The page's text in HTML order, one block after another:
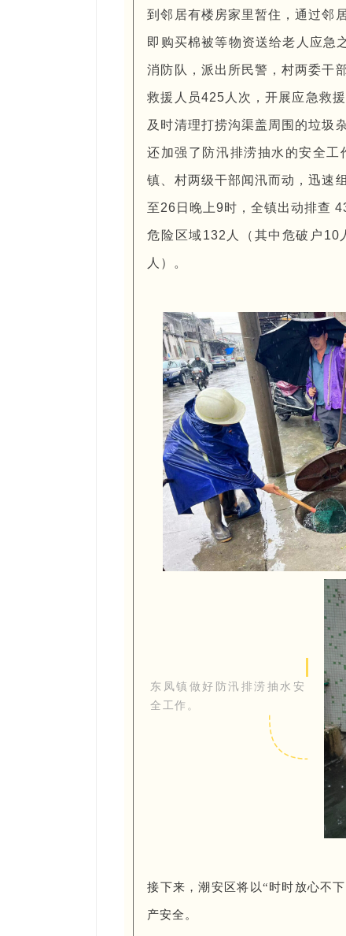
到邻居有楼房家里暂住，通过邻
即购买棉被等物资送给老人应急
消防队，派出所民警，村两委干
救援人员425人次，开展应急救
及时清理打捞沟渠盖周围的垃圾
还加强了防汛排涝抽水的安全
镇、村两级干部闻汛而动，迅速
至26日晚上9时，全镇出动排查
危险区域132人（其中危破户10
人）。
东凤镇做好防汛排涝抽水安
全工作。
接下来，潮安区将以“时时放心不
产安全。